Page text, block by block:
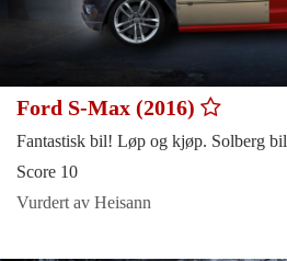
Ford S-Max (2016)
Fantastisk bil! Løp og kjøp. Solberg
Score 10
Vurdert av Heisann